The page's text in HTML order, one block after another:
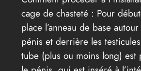
cage de chasteté : Pour
place l’anneau de base
pénis et derrière les
tube (plus ou moins long) est